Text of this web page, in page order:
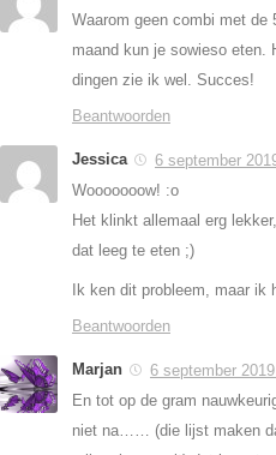
Waarom geen combi met de
maand kun je sowieso eten.
dingen zie ik wel. Succes!
Beantwoorden
Jessica
6 september
Wooooooow! :o
Het klinkt allemaal erg
dat leeg te eten ;)
Ik ken dit probleem, maar
Beantwoorden
Marjan
6 september 2019
En tot op de gram
niet na…… (die lijst maken